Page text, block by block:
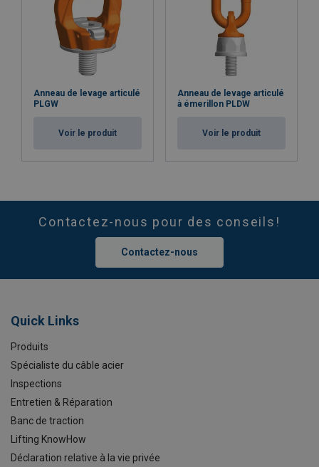
Anneau de levage articulé
PLGW
Voir le produit
Anneau de levage articulé
à émerillon PLDW
Voir le produit
Contactez-nous pour des conseils!
Contactez-nous
Quick Links
Produits
Spécialiste du câble acier
Inspections
Entretien & Réparation
Banc de traction
Lifting KnowHow
Déclaration relative à la vie privée